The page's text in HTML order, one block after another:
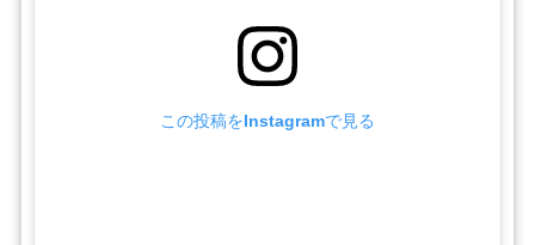
この投稿をInstagramで見る